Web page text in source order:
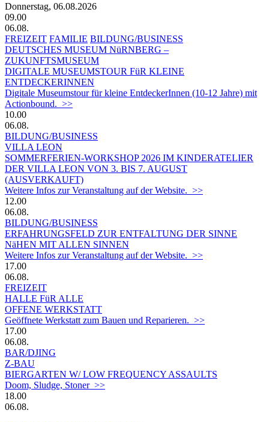
Donnerstag, 06.08.2026
09.00
06.08.
FREIZEIT FAMILIE BILDUNG/BUSINESS
DEUTSCHES MUSEUM NüRNBERG –
ZUKUNFTSMUSEUM
DIGITALE MUSEUMSTOUR FüR KLEINE
ENTDECKERINNEN
Digitale Museumstour für kleine EntdeckerInnen (10-12 Jahre) mit
Actionbound. >>
10.00
06.08.
BILDUNG/BUSINESS
VILLA LEON
SOMMERFERIEN-WORKSHOP 2026 IM KINDERATELIER
DER VILLA LEON VON 3. BIS 7. AUGUST
(AUSVERKAUFT)
Weitere Infos zur Veranstaltung auf der Website. >>
12.00
06.08.
BILDUNG/BUSINESS
ERFAHRUNGSFELD ZUR ENTFALTUNG DER SINNE
NäHEN MIT ALLEN SINNEN
Weitere Infos zur Veranstaltung auf der Website. >>
17.00
06.08.
FREIZEIT
HALLE FüR ALLE
OFFENE WERKSTATT
Geöffnete Werkstatt zum Bauen und Reparieren. >>
17.00
06.08.
BAR/DJING
Z-BAU
BIERGARTEN W/ LOW FREQUENCY ASSAULTS
Doom, Sludge, Stoner >>
18.00
06.08.